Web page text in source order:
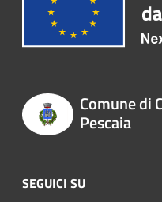
Comune di
Pescaia
SEGUICI SU